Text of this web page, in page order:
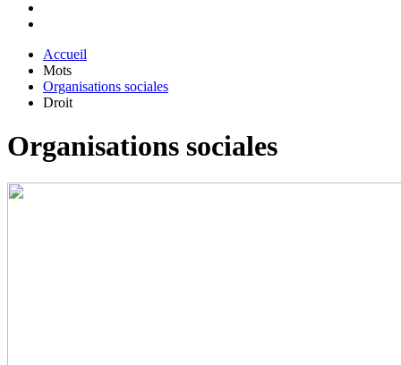
Accueil
Mots
Organisations sociales
Droit
Organisations sociales